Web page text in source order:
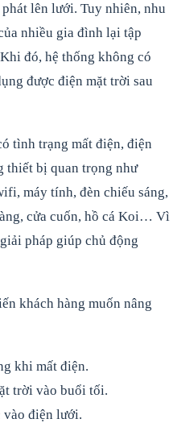
lên lưới. Tuy nhiên, nhu
nhiều gia đình lại tập
đó, hệ thống không có
được điện mặt trời sau
tình trạng mất điện, điện
thiết bị quan trọng như
máy tính, đèn chiếu sáng,
cửa cuốn, hồ cá Koi… Vì
pháp giúp chủ động
khách hàng muốn nâng
khi mất điện.
trời vào buổi tối.
vào điện lưới.